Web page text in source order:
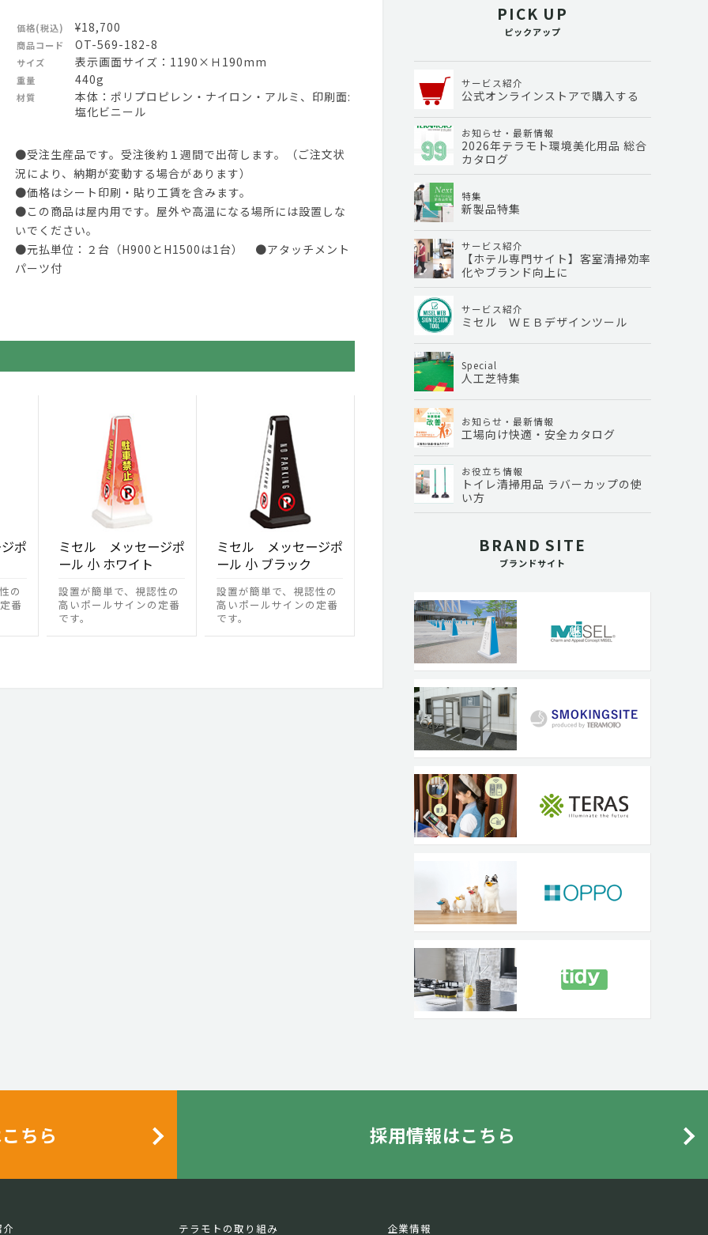
価格(税込) ¥18,700
商品コード OT-569-182-8
サイズ 表示画面サイズ：1190×Ｈ190mm
重量 440g
材質
本体：ポリプロピレン・ナイロン・アルミ、印刷面:
塩化ビニール
●受注生産品です。受注後約１週間で出荷します。（ご注文状
況により、納期が変動する場合があります）
●価格はシート印刷・貼り工賃を含みます。
●この商品は屋内用です。屋外や高温になる場所には設置しな
いでください。
●元払単位：２台（H900とH1500は1台） ●アタッチメント
パーツ付
ポ
の
番
ミセル メッセージポ
ール 小 ホワイト
設置が簡単で、視認性の
高いポールサインの定番
です。
ミセル メッセージポ
ール 小 ブラック
設置が簡単で、視認性の
高いポールサインの定番
です。
PICK UP
ピックアップ
サービス紹介
公式オンラインストアで購入する
お知らせ・最新情報
2026年テラモト環境美化用品 総合
カタログ
特集
新製品特集
サービス紹介
【ホテル専門サイト】客室清掃効率
化やブランド向上に
サービス紹介
ミセル ＷＥＢデザインツール
Special
人工芝特集
お知らせ・最新情報
工場向け快適・安全カタログ
お役立ち情報
トイレ清掃用品 ラバーカップの使
い方
BRAND SITE
ブランドサイト
ちら 採用情報はこちら
テラモトの取り組み 企業情報